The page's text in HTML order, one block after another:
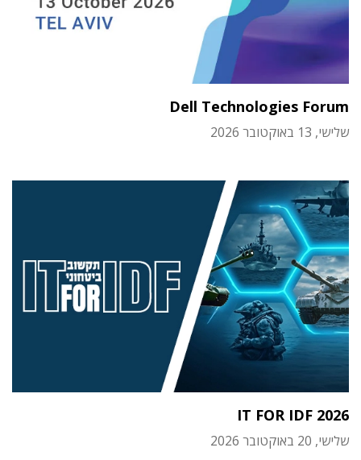
Dell Technologies Forum
שלישי, 13 באוקטובר 2026
IT FOR IDF 2026
שלישי, 20 באוקטובר 2026